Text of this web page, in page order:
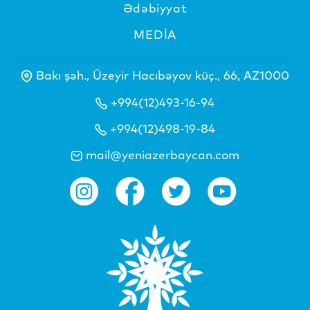
Ədəbiyyat
MEDİA
Bakı şəh., Üzeyir Hacıbəyov küç., 66, AZ1000
+994(12)493-16-94
+994(12)498-19-84
mail@yeniazerbaycan.com